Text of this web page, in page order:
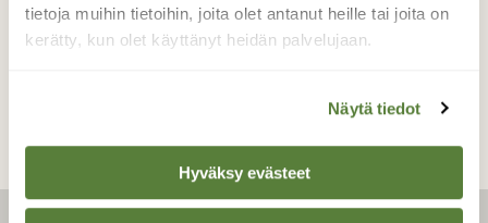
tietoja muihin tietoihin, joita olet antanut heille tai joita on
kerätty, kun olet käyttänyt heidän palvelujaan.
Näytä tiedot
Hyväksy evästeet
Kilpailun etusivulle